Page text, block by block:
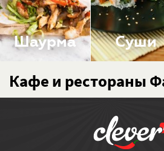
Шаурма Суши
Кафе и рестораны